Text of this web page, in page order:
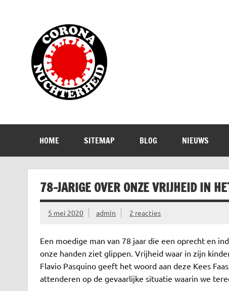
HOME SITEMAP BLOG NIEUWS
78-JARIGE OVER ONZE VRIJHEID IN
5 mei 2020 admin 2 reacties
Een moedige man van 78 jaar die een oprecht en
onze handen ziet glippen. Vrijheid waar in zijn
Flavio Pasquino geeft het woord aan deze Kees
attenderen op de gevaarlijke situatie waarin we